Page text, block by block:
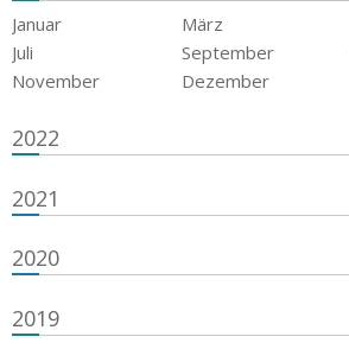
Januar März
Juli
September
November
Dezember
2022
2021
2020
2019